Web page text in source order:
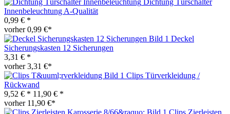
Dichtung Türschalter
Innenbeleuchtung A-Qualität
0,99 € *
vorher 0,99 €*
Deckel
Sicherungskasten 12 Sicherungen
3,31 € *
vorher 3,31 €*
Clips Türverkleidung /
Rückwand
9,52 € * 11,90 € *
vorher 11,90 €*